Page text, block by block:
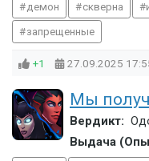
демон скверна
запрещенные
+1 27.09.2025
Мы
Вердикт:
Выдача